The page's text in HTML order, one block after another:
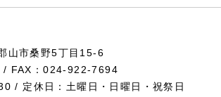
市桑野5丁目15-6
FAX：024-922-7694
/ 定休日：土曜日・日曜日・祝祭日